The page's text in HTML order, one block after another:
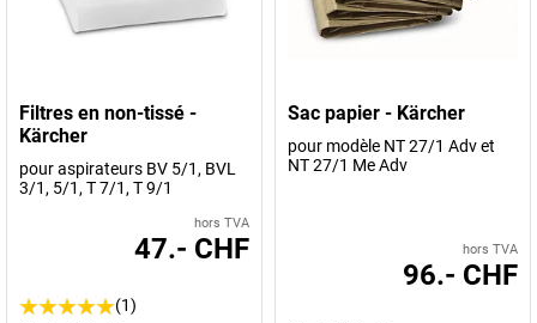
Filtres en non-tissé -
Kärcher
pour aspirateurs BV 5/1, BVL
3/1, 5/1, T 7/1, T 9/1
hors TVA
47.- CHF
(1)
Sac papier - Kärcher
pour modèle NT 27/1 Adv et
NT 27/1 Me Adv
hors TVA
96.- CHF